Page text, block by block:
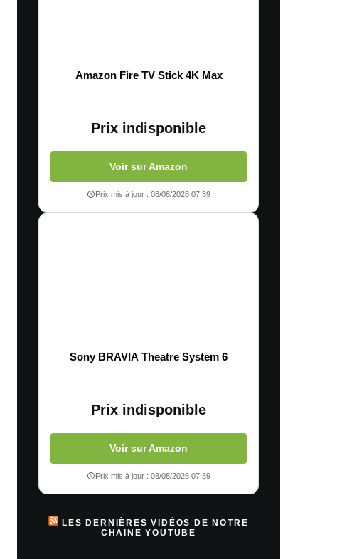
Amazon Fire TV Stick 4K Max
Prix indisponible
Voir sur Amazon
Prix mis à jour : 08/08/2026 07:39
Sony BRAVIA Theatre System 6
Prix indisponible
Voir sur Amazon
Prix mis à jour : 08/08/2026 07:39
LES DERNIÈRES VIDÉOS DE NOTRE
CHAINE YOUTUBE